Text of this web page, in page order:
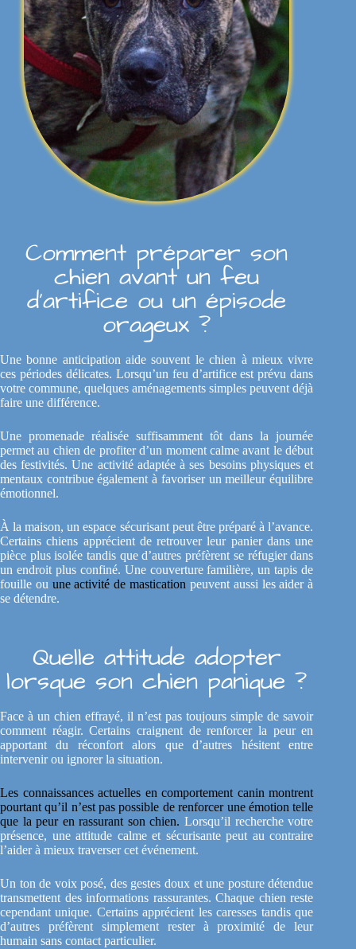
Comment préparer son
chien avant un feu
d’artifice ou un épisode
orageux ?
Une bonne anticipation aide souvent le chien à mieux vivre
ces périodes délicates. Lorsqu’un feu d’artifice est prévu dans
votre commune, quelques aménagements simples peuvent déjà
faire une différence.
Une promenade réalisée suffisamment tôt dans la journée
permet au chien de profiter d’un moment calme avant le début
des festivités. Une activité adaptée à ses besoins physiques et
mentaux contribue également à favoriser un meilleur équilibre
émotionnel.
À la maison, un espace sécurisant peut être préparé à l’avance.
Certains chiens apprécient de retrouver leur panier dans une
pièce plus isolée tandis que d’autres préfèrent se réfugier dans
un endroit plus confiné. Une couverture familière, un tapis de
fouille ou une activité de mastication peuvent aussi les aider à
se détendre.
Quelle attitude adopter
lorsque son chien panique ?
Face à un chien effrayé, il n’est pas toujours simple de savoir
comment réagir. Certains craignent de renforcer la peur en
apportant du réconfort alors que d’autres hésitent entre
intervenir ou ignorer la situation.
Les connaissances actuelles en comportement canin montrent
pourtant qu’il n’est pas possible de renforcer une émotion telle
que la peur en rassurant son chien. Lorsqu’il recherche votre
présence, une attitude calme et sécurisante peut au contraire
l’aider à mieux traverser cet événement.
Un ton de voix posé, des gestes doux et une posture détendue
transmettent des informations rassurantes. Chaque chien reste
cependant unique. Certains apprécient les caresses tandis que
d’autres préfèrent simplement rester à proximité de leur
humain sans contact particulier.